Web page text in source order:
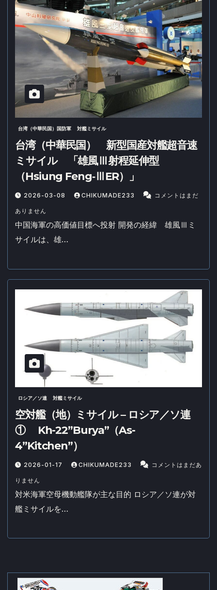
台湾（中華民国）国防軍 対艦ミサイル
台湾（中華民国） 新型国産対艦超音速
ミサイル 「雄風Ⅲ射程延伸型
（Hsiung Feng‐ⅢER）」
2026-03-08 CHIKUMADE233 コメントはまだ
ありません
中国海軍の高価値目標へ投射 開発の経緯 雄風Ⅲミ
サイルは、雄…
ロシア／ソ連 対艦ミサイル
空対艦（地）ミサイル – ロシア／ソ連
① Kh-22”Burya”（As-
4”Kitchen”）
2026-01-17 CHIKUMADE233 コメントはまだあ
りません
対米海軍空母機動艦隊が主な目的 ロシア／ソ連が対
艦ミサイルを…